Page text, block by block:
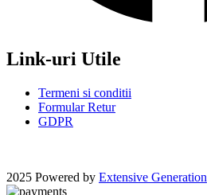
Link-uri Utile
Termeni si conditii
Formular Retur
GDPR
2025 Powered by Extensive Generation